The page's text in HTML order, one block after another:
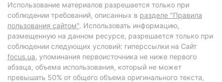
Использование материалов разрешается только при
соблюдении требований, описанных в разделе "Правила
пользования сайтом". Использовать информацию,
размещенную на данном ресурсе, разрешается только при
соблюдении следующих условий: гиперссылки на Сайт
focus.ua, упоминания первоисточника не ниже первого
абзаца, объема использования, который не может
превышать 50% от общего объема оригинального текста,